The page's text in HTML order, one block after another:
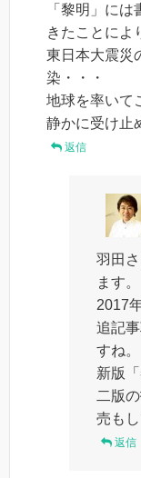
「黎明」に
きたことによ
東日本大震災
染・・・
地球を率いて
静かに受け止
返信
羽田
ます
2017
追記
すね。
新版
二版
売もし
返信